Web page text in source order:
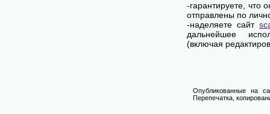
-гарантируете, что
отправлены по
-наделяете сайт
дальнейшее
(включая
Опубликованные на
Перепечатка,